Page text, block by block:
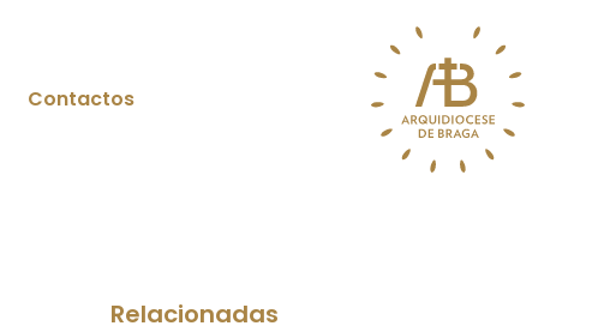
Contactos
Relacionadas